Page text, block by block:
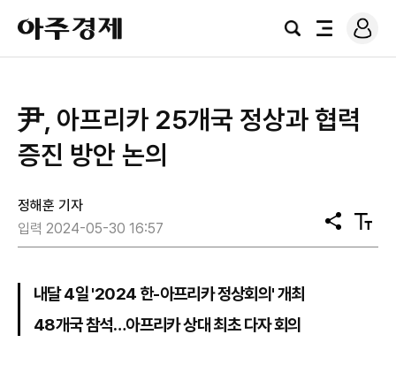
아
주
경
검
전
로
그
尹, 아프리카 25개국 정상과 협력
증진 방안 논의
정해훈 기자
입력 2024-05-30 16:57
공
유
텍
스
내달 4일 '2024 한-아프리카 정상회의' 개최
48개국 참석…아프리카 상대 최초 다자 회의